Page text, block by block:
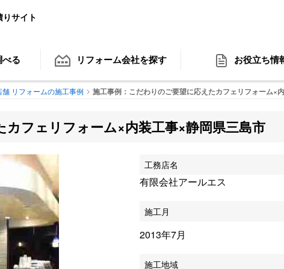
サイト
る リフォーム会社を探す お役立ち情
舗 リフォームの施工事例 施工事例：こだわりのご要望に応えたカフェリフォーム×
フェリフォーム×内装工事×静岡県三島市
工務店名
有限会社アールエス
施工月
2013年7月
施工地域